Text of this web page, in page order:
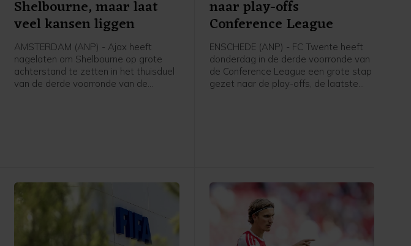
Shelbourne, maar laat
veel kansen liggen
AMSTERDAM (ANP) - Ajax heeft
nagelaten om Shelbourne op grote
achterstand te zetten in het thuisduel
van de derde voorronde van de
naar play-offs
Conference League
ENSCHEDE (ANP) - FC Twente heeft
donderdag in de derde voorronde van
de Conference League een grote stap
gezet naar de play-offs, de laatste